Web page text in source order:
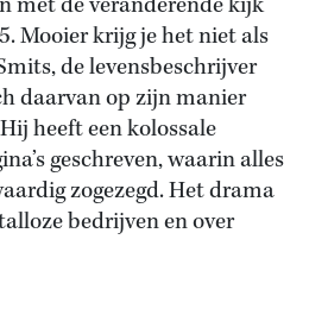
Mooier krijg je het niet als
de levensbeschrijver
daarvan op zijn manier
heeft een kolossale
geschreven, waarin alles
zogezegd. Het drama
bedrijven en over